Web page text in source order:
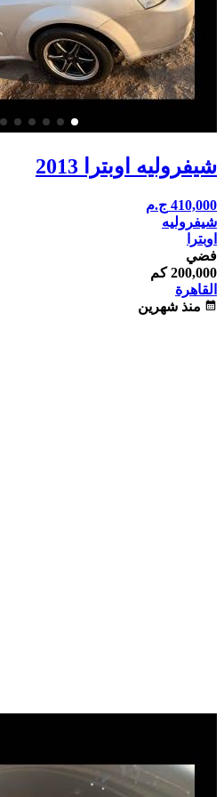
شيفروليه اوبترا 2013
410,000 ج.م
شيفروليه
اوبترا
فضي
200,000 كم
القاهرة
calendar_month منذ شهرين